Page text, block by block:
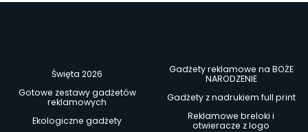
Święta 2026
Gadżety reklamowe na BOŻE
NARODZENIE
Gotowe zestawy gadżetów
reklamowych
Gadżety z nadrukiem full print
Ekologiczne gadżety
Reklamowe breloki i
otwieracze z logo